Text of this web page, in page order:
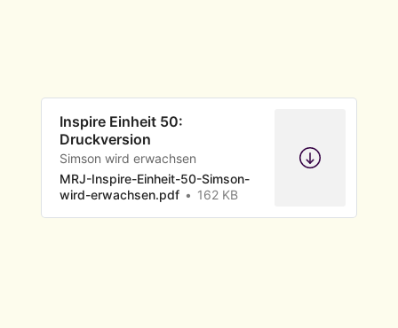
Inspire Einheit 50:
Druckversion
Simson wird erwachsen
MRJ-Inspire-Einheit-50-Simson-
wird-erwachsen.pdf
162 KB